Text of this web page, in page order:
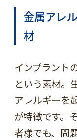
金属アレ
材
インプラント
という素材。
アレルギーを
が特徴です。
者様でも、問